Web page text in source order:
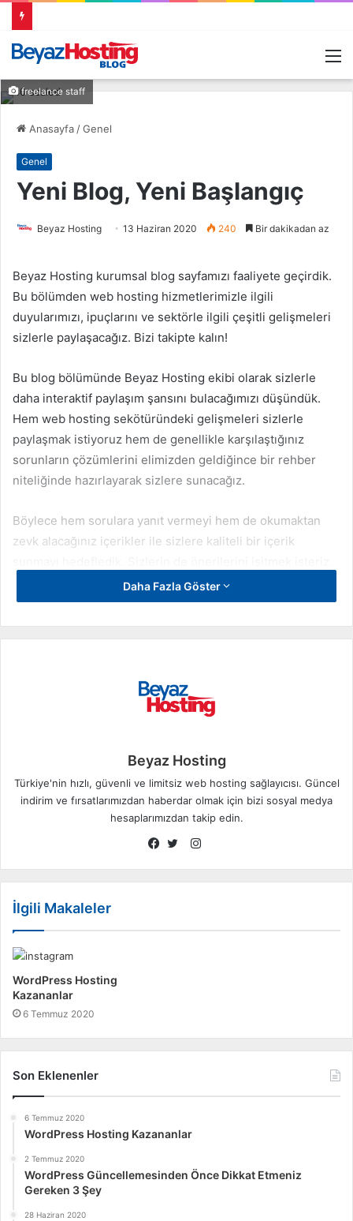
freelance staff
Anasayfa /Genel
Genel
Yeni Blog, Yeni Başlangıç
Beyaz Hosting 13 Haziran 2020 240 Bir dakikadan az
Beyaz Hosting kurumsal blog sayfamızı faaliyete geçirdik.
Bu bölümden web hosting hizmetlerimizle ilgili
duyularımızı, ipuçlarını ve sektörle ilgili çeşitli gelişmeleri
sizlerle paylaşacağız. Bizi takipte kalın!
Bu blog bölümünde Beyaz Hosting ekibi olarak sizlerle
daha interaktif paylaşım şansını bulacağımızı düşündük.
Hem web hosting sekötüründeki gelişmeleri sizlerle
paylaşmak istiyoruz hem de genellikle karşılaştığınız
sorunların çözümlerini elimizden geldiğince bir rehber
niteliğinde hazırlayarak sizlere sunacağız.
Böylece hem sorulara yanıt vermeyi hem de okumaktan
zevk alacağınız içerikler ile sizlere kaliteli bir içerik
Eğer web hosting konusunda yazmamızı istediğiniz bir
rehber içeriği varsa bize lütfen iletin. Her geri dönüşün
bizim için çok değerli olduğunu bilmenizi istedik.
Daha Fazla Göster
Beyaz Hosting
Türkiye'nin hızlı, güvenli ve limitsiz web hosting sağlayıcısı. Güncel
indirim ve fırsatlarımızdan haberdar olmak için bizi sosyal medya
hesaplarımızdan takip edin.
Instagram
İlgili Makaleler
WordPress Hosting
Kazananlar
6 Temmuz 2020
Son Eklenenler
6 Temmuz 2020
WordPress Hosting Kazananlar
2 Temmuz 2020
WordPress Güncellemesinden Önce Dikkat Etmeniz
Gereken 3 Şey
28 Haziran 2020